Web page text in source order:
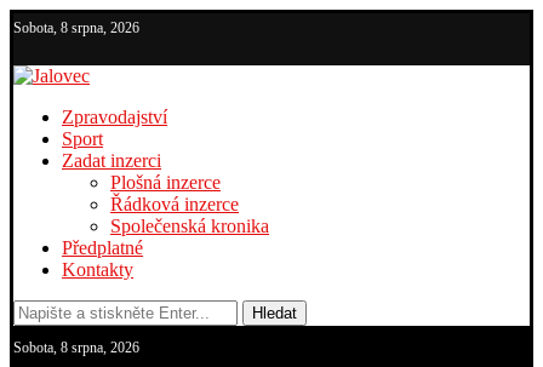
Sobota, 8 srpna, 2026
Zpravodajství
Sport
Zadat inzerci
Plošná inzerce
Řádková inzerce
Společenská kronika
Předplatné
Kontakty
Hledat
Sobota, 8 srpna, 2026